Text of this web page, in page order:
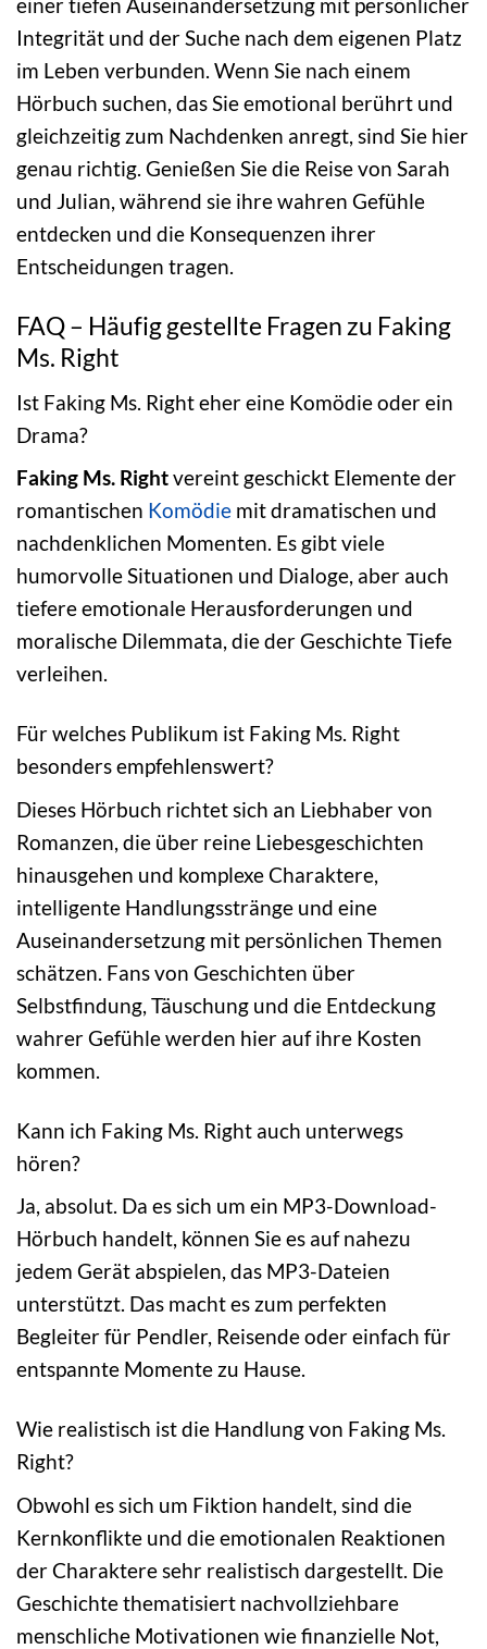
Integrität und der Suche nach dem eigenen Platz
im Leben verbunden. Wenn Sie nach einem
Hörbuch suchen, das Sie emotional berührt und
gleichzeitig zum Nachdenken anregt, sind Sie hier
genau richtig. Genießen Sie die Reise von Sarah
und Julian, während sie ihre wahren Gefühle
entdecken und die Konsequenzen ihrer
Entscheidungen tragen.
FAQ – Häufig gestellte Fragen zu Faking
Ms. Right
Ist Faking Ms. Right eher eine Komödie oder ein
Drama?
Faking Ms. Rightvereint geschickt Elemente der
romantischen Komödie mit dramatischen und
nachdenklichen Momenten. Es gibt viele
humorvolle Situationen und Dialoge, aber auch
tiefere emotionale Herausforderungen und
moralische Dilemmata, die der Geschichte Tiefe
verleihen.
Für welches Publikum ist Faking Ms. Right
besonders empfehlenswert?
Dieses Hörbuch richtet sich an Liebhaber von
Romanzen, die über reine Liebesgeschichten
hinausgehen und komplexe Charaktere,
intelligente Handlungsstränge und eine
Auseinandersetzung mit persönlichen Themen
schätzen. Fans von Geschichten über
Selbstfindung, Täuschung und die Entdeckung
wahrer Gefühle werden hier auf ihre Kosten
kommen.
Kann ich Faking Ms. Right auch unterwegs
hören?
Ja, absolut. Da es sich um ein MP3-Download-
Hörbuch handelt, können Sie es auf nahezu
jedem Gerät abspielen, das MP3-Dateien
unterstützt. Das macht es zum perfekten
Begleiter für Pendler, Reisende oder einfach für
entspannte Momente zu Hause.
Wie realistisch ist die Handlung von Faking Ms.
Right?
Obwohl es sich um Fiktion handelt, sind die
Kernkonflikte und die emotionalen Reaktionen
der Charaktere sehr realistisch dargestellt. Die
Geschichte thematisiert nachvollziehbare
menschliche Motivationen wie finanzielle Not,